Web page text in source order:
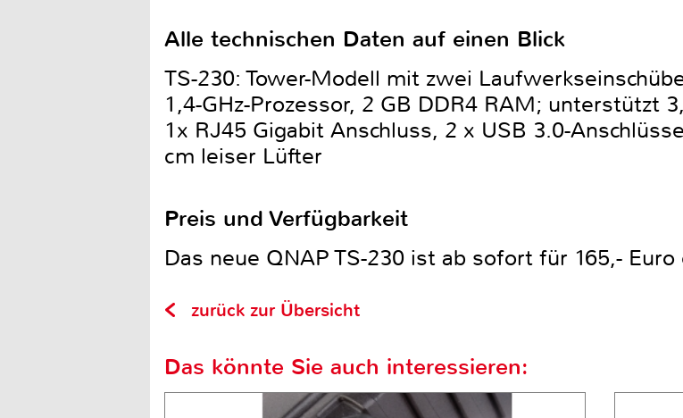
Alle technischen Daten auf einen Blick
TS-230: Tower-Modell mit zwei
1,4-GHz-Prozessor, 2 GB DDR4 RAM; unterstützt
1x RJ45 Gigabit Anschluss, 2 x USB 3.0-
cm leiser Lüfter
Preis und Verfügbarkeit
Das neue QNAP TS-230 ist ab sofort für 165,- Euro
zurück zur Übersicht
Das könnte Sie auch interessieren: